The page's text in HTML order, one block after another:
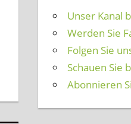
Unser Kanal
Werden Sie
Folgen Sie
Schauen Sie
Abonnieren